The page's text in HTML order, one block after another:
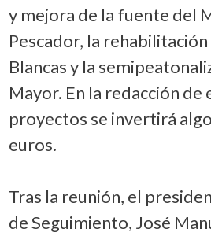
y mejora de la fuente del
Pescador, la
Blancas y la
Mayor. En la redacción de
proyectos se invertirá
euros.
Tras la reunión, el
de Seguimiento, José